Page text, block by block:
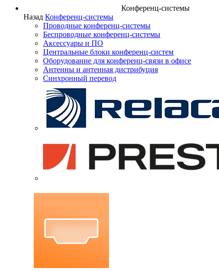
Конференц-системы
Назад Конференц-системы
Проводные конференц-системы
Беспроводные конференц-системы
Аксессуары и ПО
Центральные блоки конференц-систем
Оборудование для конференц-связи в офисе
Антенны и антенная дистрибуция
Синхронный перевод